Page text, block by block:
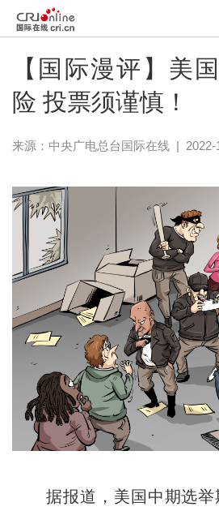
【国际漫评】美
险 投票须谨慎！
来源：中央广电总台国际在线| 2022-
据报道，美国中期选举